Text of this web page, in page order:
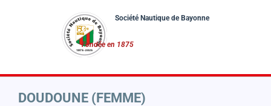
DOUDOUNE (FEMME)